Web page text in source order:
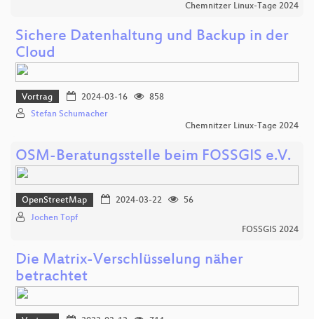
Chemnitzer Linux-Tage 2024
Sichere Datenhaltung und Backup in der
Cloud
Vortrag 2024-03-16
858
Stefan Schumacher
Chemnitzer Linux-Tage 2024
OSM-Beratungsstelle beim FOSSGIS e.V.
OpenStreetMap 2024-03-22
56
Jochen Topf
FOSSGIS 2024
Die Matrix-Verschlüsselung näher
betrachtet